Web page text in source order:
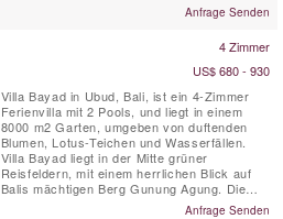
Anfrage Senden
4 Zimmer
US$ 680 - 930
Villa Bayad in Ubud, Bali, ist ein 4-Zimmer
Ferienvilla mit 2 Pools, und liegt in einem
8000 m2 Garten, umgeben von duftenden
Blumen, Lotus-Teichen und Wasserfällen.
Villa Bayad liegt in der Mitte grüner
Reisfeldern, mit einem herrlichen Blick auf
Balis mächtigen Berg Gunung Agung. Die
Villa liegt 15 Minuten nördlich des Zentrums
Anfrage Senden